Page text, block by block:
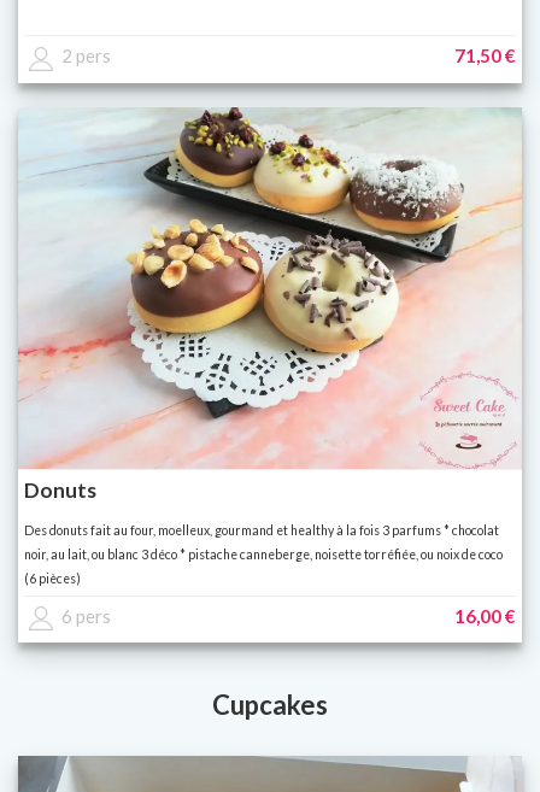
2 pers 71,50 €
Donuts
Des donuts fait au four, moelleux, gourmand et healthy à la fois 3 parfums * chocolat
noir, au lait, ou blanc 3 déco * pistache canneberge, noisette torréfiée, ou noix de coco
(6 pièces)
6 pers 16,00 €
Cupcakes